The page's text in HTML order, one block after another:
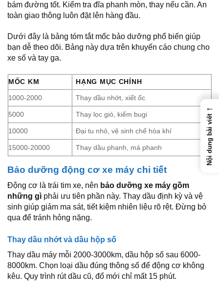
bám đường tốt. Kiểm tra đĩa phanh mòn, thay nếu cần. An
toàn giao thông luôn đặt lên hàng đầu.
Dưới đây là bảng tóm tắt mốc bảo dưỡng phổ biến giúp
bạn dễ theo dõi. Bảng này dựa trên khuyến cáo chung cho
xe số và tay ga.
MỐC KM HẠNG MỤC CHÍNH
1000-2000 Thay dầu nhớt, xiết ốc
5000 Thay lọc gió, kiểm bugi
10000 Đại tu nhỏ, vệ sinh chế hòa khí
15000-20000 Thay dầu phanh, má phanh
Bảo dưỡng động cơ xe máy chi tiết
Động cơ là trái tim xe, nên bảo dưỡng xe máy gồm
những gì phải ưu tiên phần này. Thay dầu định kỳ và vệ
sinh giúp giảm ma sát, tiết kiệm nhiên liệu rõ rệt. Đừng bỏ
qua để tránh hỏng nặng.
Thay dầu nhớt và dầu hộp số
Thay dầu máy mỗi 2000-3000km, dầu hộp số sau 6000-
8000km. Chọn loại dầu đúng thông số để động cơ không
kêu. Quy trình rút dầu cũ, đổ mới chỉ mất 15 phút.
←
Nội dung bài viết